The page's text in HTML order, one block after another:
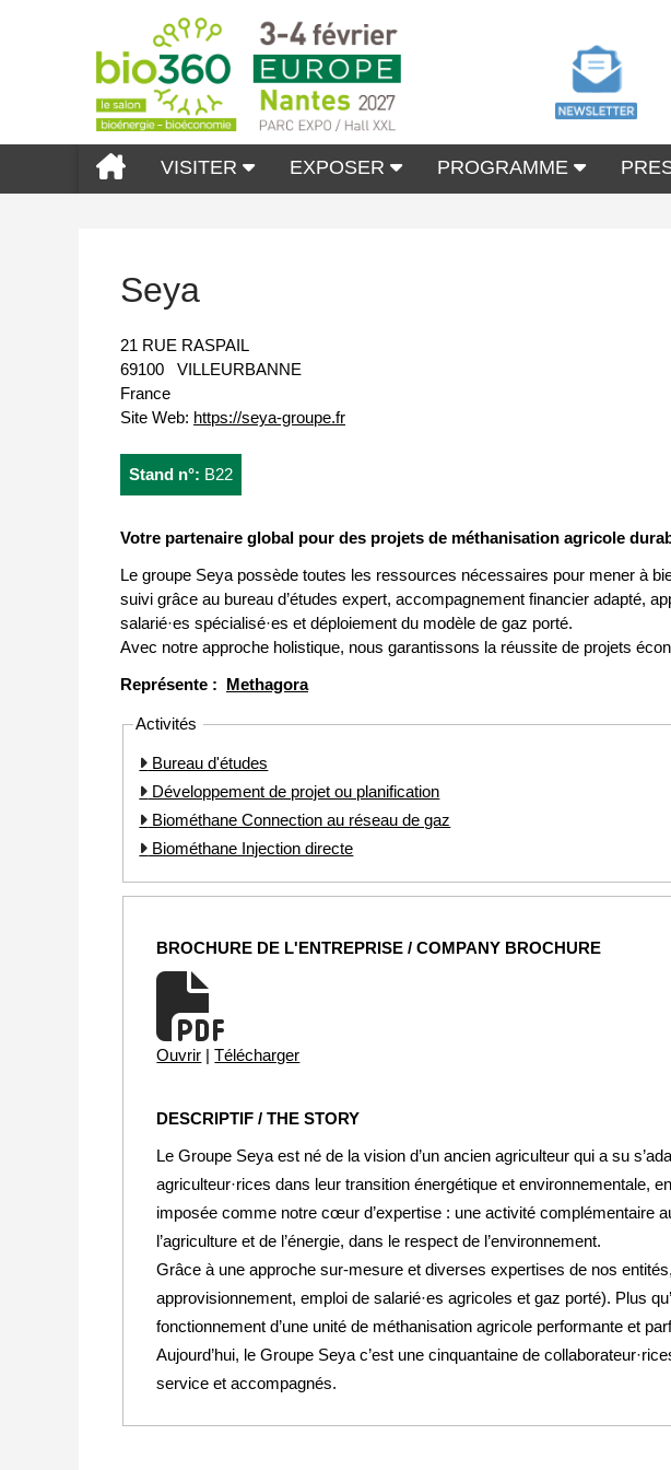
VISITER EXPOSER PROGRAMME
Seya
21 RUE RASPAIL
69100
VILLEURBANNE
France
Site Web: https://seya-groupe.fr
Stand n°: B22
Votre partenaire global pour des projets de méthanisation agricole
Le groupe Seya possède toutes les ressources nécessaires pour mener à
suivi grâce au bureau d’études expert, accompagnement financier adapté,
salarié·es spécialisé·es et déploiement du modèle de gaz porté.
Avec notre approche holistique, nous garantissons la réussite de projets
Représente : Methagora
Activités
Bureau d'études
Développement de projet ou planification
Biométhane Connection au réseau de gaz
Biométhane Injection directe
BROCHURE DE L'ENTREPRISE / COMPANY BROCHURE
Ouvrir | Télécharger
DESCRIPTIF / THE STORY
Le Groupe Seya est né de la vision d’un ancien agriculteur qui a su
agriculteur·rices dans leur transition énergétique et environnementale,
imposée comme notre cœur d’expertise : une activité complémentaire
l’agriculture et de l’énergie, dans le respect de l’environnement.
Grâce à une approche sur-mesure et diverses expertises de nos
approvisionnement, emploi de salarié·es agricoles et gaz porté). Plus
fonctionnement d’une unité de méthanisation agricole performante et
Aujourd’hui, le Groupe Seya c’est une cinquantaine de
service et accompagnés.